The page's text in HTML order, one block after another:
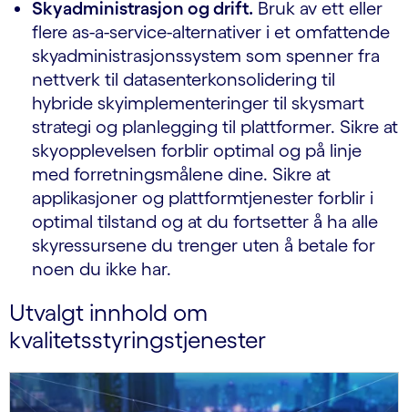
Skyadministrasjon og drift. Bruk av ett eller
flere as-a-service-alternativer i et omfattende
skyadministrasjonssystem som spenner fra
nettverk til datasenterkonsolidering til
hybride skyimplementeringer til skysmart
strategi og planlegging til plattformer. Sikre at
skyopplevelsen forblir optimal og på linje
med forretningsmålene dine. Sikre at
applikasjoner og plattformtjenester forblir i
optimal tilstand og at du fortsetter å ha alle
skyressursene du trenger uten å betale for
noen du ikke har.
Utvalgt innhold om
kvalitetsstyringstjenester